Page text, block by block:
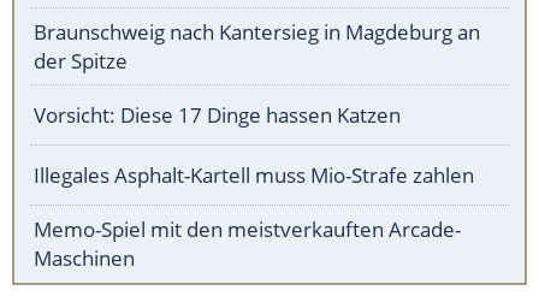
Braunschweig nach Kantersieg in Magdeburg an
der Spitze
Vorsicht: Diese 17 Dinge hassen Katzen
Illegales Asphalt-Kartell muss Mio-Strafe zahlen
Memo-Spiel mit den meistverkauften Arcade-
Maschinen